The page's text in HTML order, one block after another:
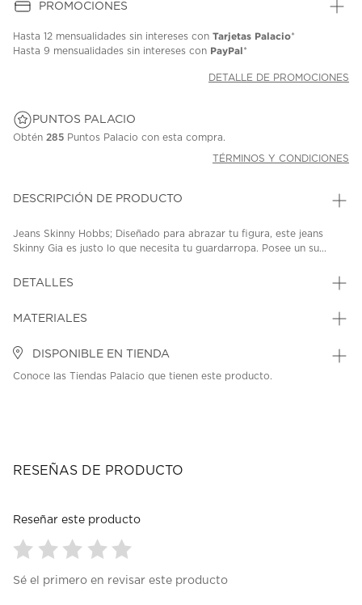
PROMOCIONES
Hasta 12 mensualidades sin intereses con Tarjetas Palacio*
Hasta 9 mensualidades sin intereses con PayPal*
DETALLE DE PROMOCIONES
PUNTOS PALACIO
Obtén 285 Puntos Palacio con esta compra.
TÉRMINOS Y CONDICIONES
DESCRIPCIÓN DE PRODUCTO
Jeans Skinny Hobbs; Diseñado para abrazar tu figura, este jeans
Skinny Gia es justo lo que necesita tu guardarropa. Posee un su...
DETALLES
MATERIALES
DISPONIBLE EN TIENDA
Conoce las Tiendas Palacio que tienen este producto.
RESEÑAS DE PRODUCTO
Reseñar este producto
paraparaparaparapara
Sé el primero en revisar este producto